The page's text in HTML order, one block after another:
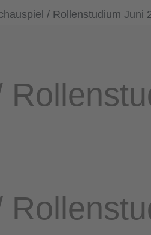
/ Rollenstudium Juni